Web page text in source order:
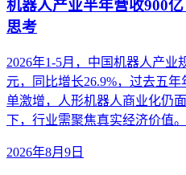
机器人产业半年营收900
思考
2026年1-5月，中国机器人产业
元，同比增长26.9%，过去五
单激增，人形机器人商业化仍
下，行业需聚焦真实经济价值。
2026年8月9日